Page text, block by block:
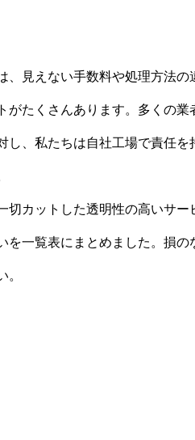
、見えない手数料や処理方法
がたくさんあります。多くの
し、私たちは自社工場で責任
切カットした透明性の高いサー
を一覧表にまとめました。損の
。